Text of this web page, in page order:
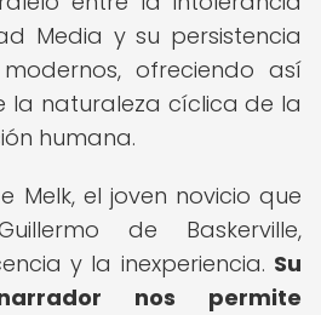
Media y su persistencia
ofreciendo así
la naturaleza cíclica de la
humana.
Melk, el joven novicio que
de Baskerville,
y la inexperiencia. Su
nos permite